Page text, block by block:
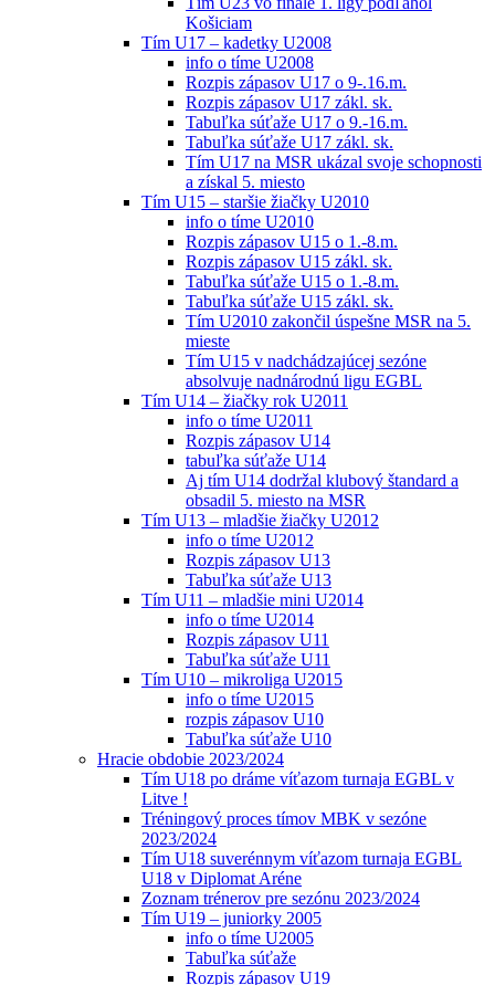
Košiciam
Tím U17 – kadetky U2008
info o tíme U2008
Rozpis zápasov U17 o 9-.16.m.
Rozpis zápasov U17 zákl. sk.
Tabuľka súťaže U17 o 9.-16.m.
Tabuľka súťaže U17 zákl. sk.
Tím U17 na MSR ukázal svoje schopnosti
a získal 5. miesto
Tím U15 – staršie žiačky U2010
info o tíme U2010
Rozpis zápasov U15 o 1.-8.m.
Rozpis zápasov U15 zákl. sk.
Tabuľka súťaže U15 o 1.-8.m.
Tabuľka súťaže U15 zákl. sk.
Tím U2010 zakončil úspešne MSR na 5.
mieste
Tím U15 v nadchádzajúcej sezóne
absolvuje nadnárodnú ligu EGBL
Tím U14 – žiačky rok U2011
info o tíme U2011
Rozpis zápasov U14
tabuľka súťaže U14
Aj tím U14 dodržal klubový štandard a
obsadil 5. miesto na MSR
Tím U13 – mladšie žiačky U2012
info o tíme U2012
Rozpis zápasov U13
Tabuľka súťaže U13
Tím U11 – mladšie mini U2014
info o tíme U2014
Rozpis zápasov U11
Tabuľka súťaže U11
Tím U10 – mikroliga U2015
info o tíme U2015
rozpis zápasov U10
Tabuľka súťaže U10
Hracie obdobie 2023/2024
Tím U18 po dráme víťazom turnaja EGBL v
Litve !
Tréningový proces tímov MBK v sezóne
2023/2024
Tím U18 suverénnym víťazom turnaja EGBL
U18 v Diplomat Aréne
Zoznam trénerov pre sezónu 2023/2024
Tím U19 – juniorky 2005
info o tíme U2005
Tabuľka súťaže
Rozpis zápasov U19